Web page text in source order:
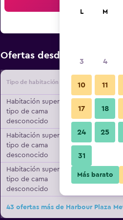
Ofertas desde Oferta
Tipo de habitación
Habitación superior,
tipo de cama
desconocido
Habitación superior,
tipo de cama
desconocido
Habitación superior,
tipo de cama
desconocido
43 ofertas más de Harbour Plaza
L M
3 4
10 11
17 18
24 25
31
Más barato